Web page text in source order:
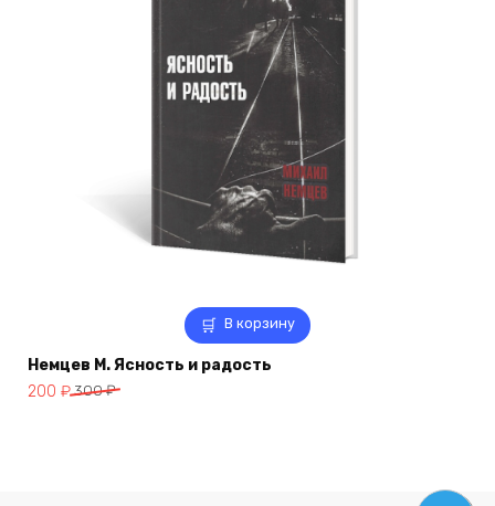
В корзину
Немцев М. Ясность и радость
300₽
Первоначальная
200 ₽
Текущая